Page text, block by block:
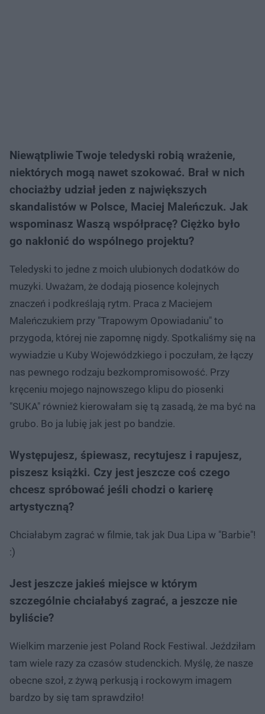
Niewątpliwie Twoje teledyski robią wrażenie,
niektórych mogą nawet szokować. Brał w nich
chociażby udział jeden z największych
skandalistów w Polsce, Maciej Maleńczuk. Jak
wspominasz Waszą współpracę? Ciężko było
go nakłonić do wspólnego projektu?
Teledyski to jedne z moich ulubionych dodatków do
muzyki. Uważam, że dodają piosence kolejnych
znaczeń i podkreślają rytm. Praca z Maciejem
Maleńczukiem przy "Trapowym Opowiadaniu" to
przygoda, której nie zapomnę nigdy. Spotkaliśmy się na
wywiadzie u Kuby Wojewódzkiego i poczułam, że łączy
nas pewnego rodzaju bezkompromisowość. Przy
kręceniu mojego najnowszego klipu do piosenki
"SUKA" również kierowałam się tą zasadą, że ma być na
grubo. Bo ja lubię jak jest po bandzie.
Występujesz, śpiewasz, recytujesz i rapujesz,
piszesz książki. Czy jest jeszcze coś czego
chcesz spróbować jeśli chodzi o karierę
artystyczną?
Chciałabym zagrać w filmie, tak jak Dua Lipa w "Barbie"!
:)
Jest jeszcze jakieś miejsce w którym
szczególnie chciałabyś zagrać, a jeszcze nie
byliście?
Wielkim marzenie jest Poland Rock Festiwal. Jeździłam
tam wiele razy za czasów studenckich. Myślę, że nasze
obecne szoł, z żywą perkusją i rockowym imagem
bardzo by się tam sprawdziło!